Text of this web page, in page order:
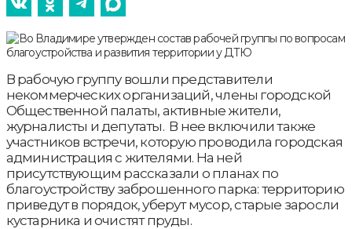
В рабочую группу вошли представители
некоммерческих организаций, члены городской
Общественной палаты, активные жители,
журналисты и депутаты. В нее включили также
участников встречи, которую проводила городская
администрация с жителями. На ней
присутствующим рассказали о планах по
благоустройству заброшенного парка: территорию
приведут в порядок, уберут мусор, старые заросли
кустарника и очистят пруды.